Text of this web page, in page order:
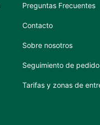
Preguntas Frecuentes
Contacto
Sobre nosotros
Seguimiento de pedido
Tarifas y zonas de